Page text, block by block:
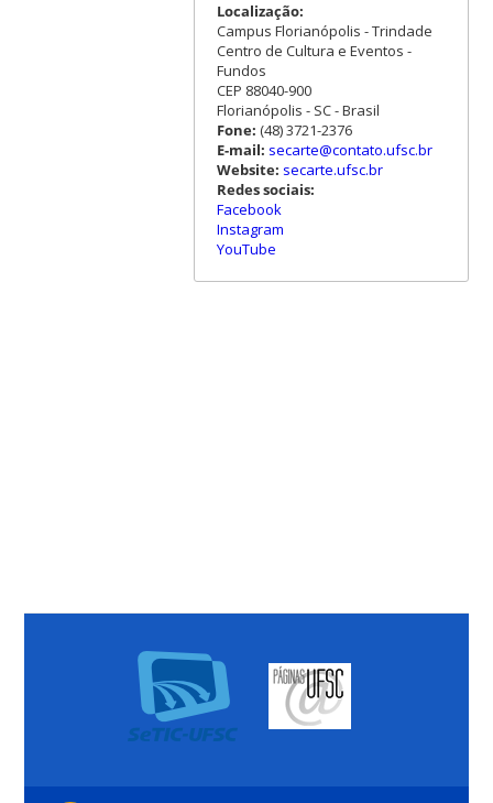
Localização:
Campus Florianópolis - Trindade
Centro de Cultura e Eventos -
Fundos
CEP 88040-900
Florianópolis - SC - Brasil
Fone: (48) 3721-2376
E-mail: secarte@contato.ufsc.br
Website: secarte.ufsc.br
Redes sociais:
Facebook
Instagram
YouTube